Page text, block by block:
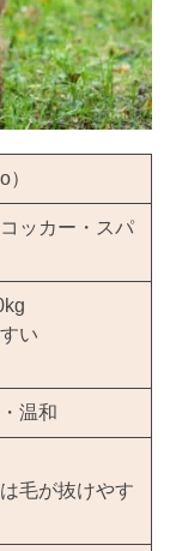
ッカー・スパ
い
温和
毛が抜けやす